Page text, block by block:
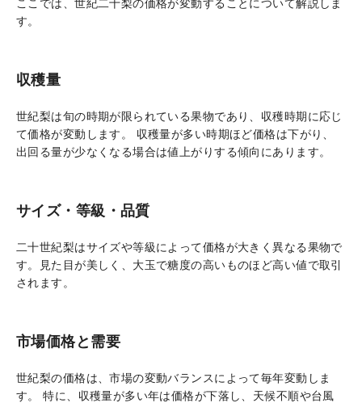
ここでは、世紀二十梨の価格が変動することについて解説しま
す。
収穫量
世紀梨は旬の時期が限られている果物であり、収穫時期に応じ
て価格が変動します。 収穫量が多い時期ほど価格は下がり、
出回る量が少なくなる場合は値上がりする傾向にあります。
サイズ・等級・品質
二十世紀梨はサイズや等級によって価格が大きく異なる果物で
す。見た目が美しく、大玉で糖度の高いものほど高い値で取引
されます。
市場価格と需要
世紀梨の価格は、市場の変動バランスによって毎年変動しま
す。 特に、収穫量が多い年は価格が下落し、天候不順や台風